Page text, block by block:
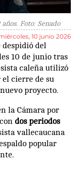
Foto: Senado
10 junio 2026
despidió del
10 de junio tras
caleña utilizó
cierre de su
proyecto.
la Cámara por
dos periodos
vallecaucana
popular